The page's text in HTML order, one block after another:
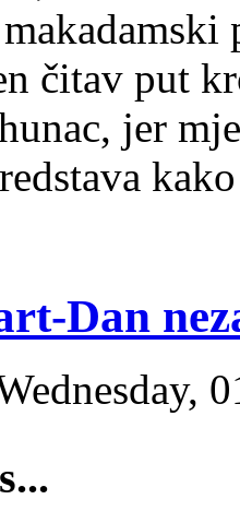
čitav put
jer
Dan